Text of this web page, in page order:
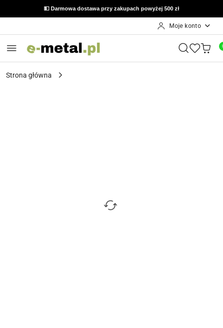
💵 Darmowa dostawa przy zakupach powyżej 500 zł
Moje konto
Strona główna